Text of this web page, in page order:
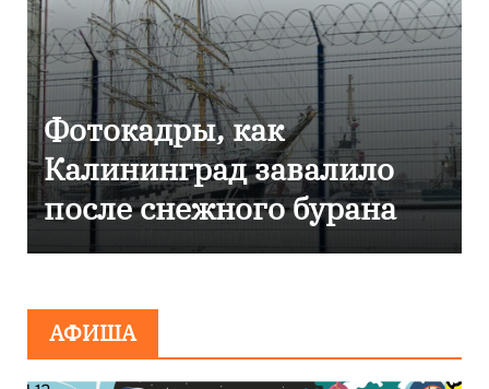
Фоторепортаж как в
Калининграде
эвакуировали ТЦ из-за
сообщения о
АФИША